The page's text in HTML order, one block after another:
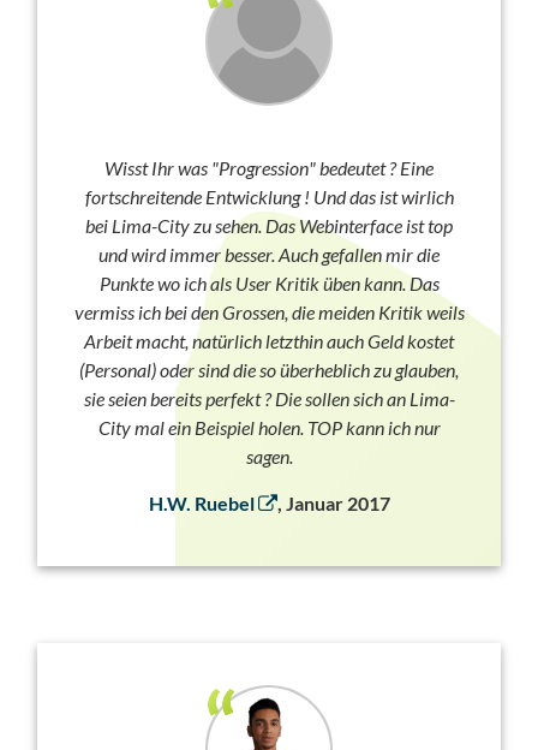
Wisst Ihr was "Progression" bedeutet ? Eine
fortschreitende Entwicklung ! Und das ist wirlich
bei Lima-City zu sehen. Das Webinterface ist top
und wird immer besser. Auch gefallen mir die
Punkte wo ich als User Kritik üben kann. Das
vermiss ich bei den Grossen, die meiden Kritik weils
Arbeit macht, natürlich letzthin auch Geld kostet
(Personal) oder sind die so überheblich zu glauben,
sie seien bereits perfekt ? Die sollen sich an Lima-
City mal ein Beispiel holen. TOP kann ich nur
sagen.
H.W. Ruebel , Januar 2017